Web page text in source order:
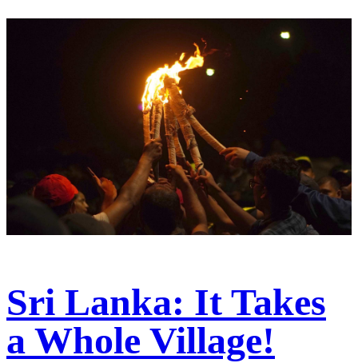
Sri Lanka: It Takes
a Whole Village!